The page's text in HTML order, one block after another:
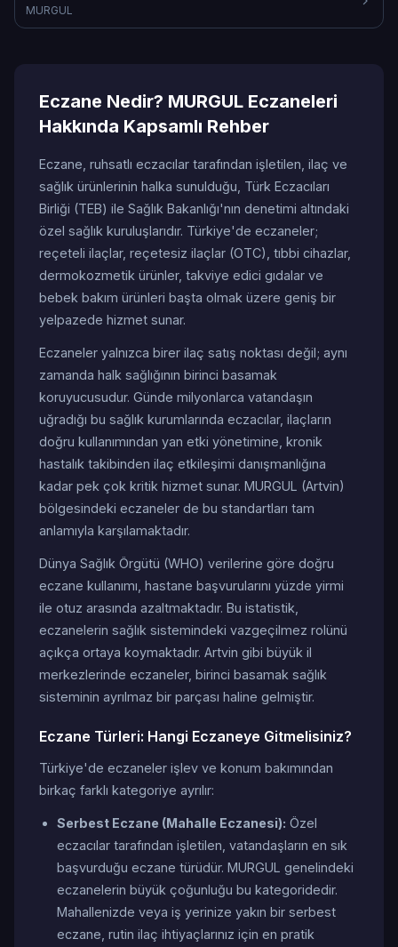
MURGUL
Eczane Nedir? MURGUL Eczaneleri
Hakkında Kapsamlı Rehber
Eczane, ruhsatlı eczacılar tarafından işletilen, ilaç ve
sağlık ürünlerinin halka sunulduğu, Türk Eczacıları
Birliği (TEB) ile Sağlık Bakanlığı'nın denetimi altındaki
özel sağlık kuruluşlarıdır. Türkiye'de eczaneler;
reçeteli ilaçlar, reçetesiz ilaçlar (OTC), tıbbi cihazlar,
dermokozmetik ürünler, takviye edici gıdalar ve
bebek bakım ürünleri başta olmak üzere geniş bir
yelpazede hizmet sunar.
Eczaneler yalnızca birer ilaç satış noktası değil; aynı
zamanda halk sağlığının birinci basamak
koruyucusudur. Günde milyonlarca vatandaşın
uğradığı bu sağlık kurumlarında eczacılar, ilaçların
doğru kullanımından yan etki yönetimine, kronik
hastalık takibinden ilaç etkileşimi danışmanlığına
kadar pek çok kritik hizmet sunar. MURGUL (Artvin)
bölgesindeki eczaneler de bu standartları tam
anlamıyla karşılamaktadır.
Dünya Sağlık Örgütü (WHO) verilerine göre doğru
eczane kullanımı, hastane başvurularını yüzde yirmi
ile otuz arasında azaltmaktadır. Bu istatistik,
eczanelerin sağlık sistemindeki vazgeçilmez rolünü
açıkça ortaya koymaktadır. Artvin gibi büyük il
merkezlerinde eczaneler, birinci basamak sağlık
sisteminin ayrılmaz bir parçası haline gelmiştir.
Eczane Türleri: Hangi Eczaneye Gitmelisiniz?
Türkiye'de eczaneler işlev ve konum bakımından
birkaç farklı kategoriye ayrılır:
Serbest Eczane (Mahalle Eczanesi): Özel
eczacılar tarafından işletilen, vatandaşların en sık
başvurduğu eczane türüdür. MURGUL genelindeki
eczanelerin büyük çoğunluğu bu kategoridedir.
Mahallenizde veya iş yerinize yakın bir serbest
eczane, rutin ilaç ihtiyaçlarınız için en pratik